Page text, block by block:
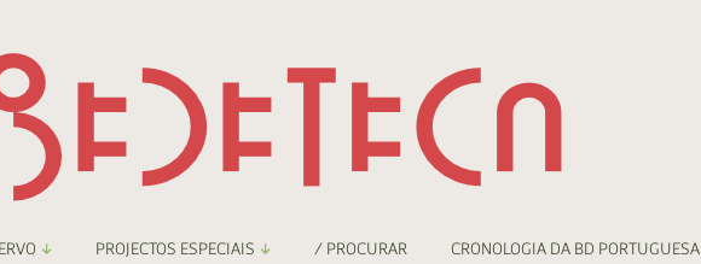
PROJECTOS ESPECIAIS / PROCURAR CRONOLOGIA DA BD PORTUGUESA